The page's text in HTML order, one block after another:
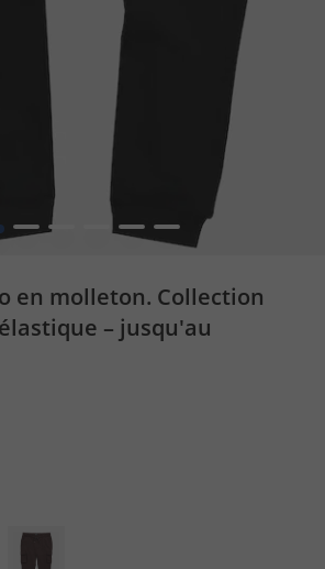
2 5 6
en molleton. Collection
– jusqu'au